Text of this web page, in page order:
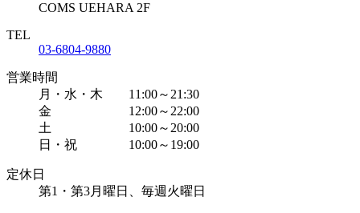
COMS UEHARA 2F
TEL
03-6804-9880
営業時間
月・水・木 11:00～21:30
金 12:00～22:00
土 10:00～20:00
日・祝 10:00～19:00
定休日
第1・第3月曜日、毎週火曜日